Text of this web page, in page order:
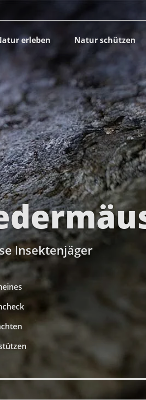
erleben Natur schützen
Insektenjäger